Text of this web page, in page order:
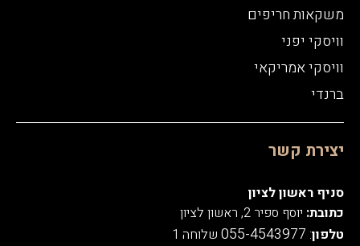
משקאות חריפים
וויסקי יפני
וויסקי אמריקאי
ברנדי
יצירת קשר
סניף ראשון לציון
כתובת: יוסף ספיר 2, ראשון לציון
טלפון:
055-4543977 שלוחה 1